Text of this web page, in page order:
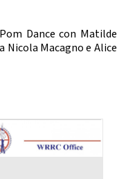
Dance con Matilde
Nicola Macagno e Alice